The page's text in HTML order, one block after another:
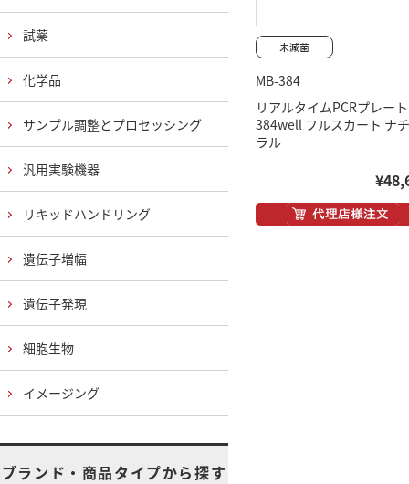
MB-384
リアルタイムPCRプレート
384well フルスカート ナ
ラル
試薬
化学品
サンプル調整とプロセッシング
汎用実験機器
リキッドハンドリング
遺伝子増幅
遺伝子発現
細胞生物
イメージング
ブランド・商品タイプから探す